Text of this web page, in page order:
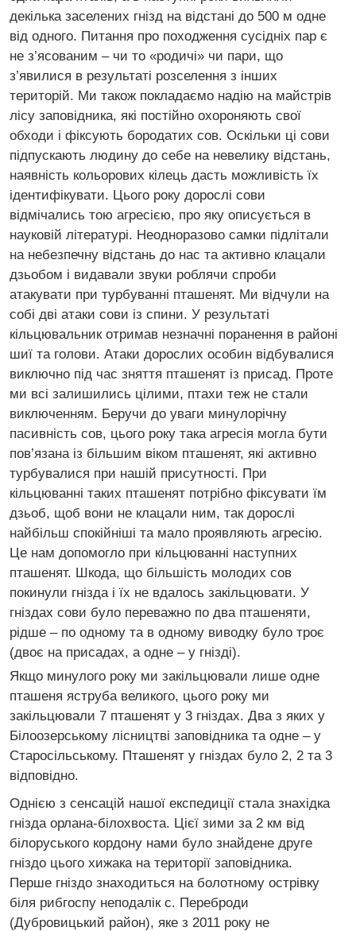
декілька заселених гнізд на відстані до 500 м одне
від одного. Питання про походження сусідніх пар є
не з’ясованим – чи то «родичі» чи пари, що
з’явилися в результаті розселення з інших
територій. Ми також покладаємо надію на майстрів
лісу заповідника, які постійно охороняють свої
обходи і фіксують бородатих сов. Оскільки ці сови
підпускають людину до себе на невелику відстань,
наявність кольорових кілець дасть можливість їх
ідентифікувати. Цього року дорослі сови
відмічались тою агресією, про яку описується в
науковій літературі. Неодноразово самки підлітали
на небезпечну відстань до нас та активно клацали
дзьобом і видавали звуки роблячи спроби
атакувати при турбуванні пташенят. Ми відчули на
собі дві атаки сови із спини. У результаті
кільцювальник отримав незначні поранення в районі
шиї та голови. Атаки дорослих особин відбувалися
виключно під час зняття пташенят із присад. Проте
ми всі залишились цілими, птахи теж не стали
виключенням. Беручи до уваги минулорічну
пасивність сов, цього року така агресія могла бути
пов’язана із більшим віком пташенят, які активно
турбувалися при нашій присутності. При
кільцюванні таких пташенят потрібно фіксувати їм
дзьоб, щоб вони не клацали ним, так дорослі
найбільш спокійніші та мало проявляють агресію.
Це нам допомогло при кільцюванні наступних
пташенят. Шкода, що більшість молодих сов
покинули гнізда і їх не вдалось закільцювати. У
гніздах сови було переважно по два пташеняти,
рідше – по одному та в одному виводку було троє
(двоє на присадах, а одне – у гнізді).
Якщо минулого року ми закільцювали лише одне
пташеня яструба великого, цього року ми
закільцювали 7 пташенят у 3 гніздах. Два з яких у
Білоозерському лісництві заповідника та одне – у
Старосільському. Пташенят у гніздах було 2, 2 та 3
відповідно.
Однією з сенсацій нашої експедиції стала знахідка
гнізда орлана-білохвоста. Цієї зими за 2 км від
білоруського кордону нами було знайдене друге
гніздо цього хижака на території заповідника.
Перше гніздо знаходиться на болотному острівку
біля рибгоспу неподалік с. Переброди
(Дубровицький район), яке з 2011 року не